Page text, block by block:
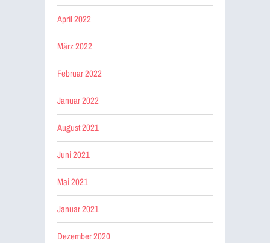
April 2022
März 2022
Februar 2022
Januar 2022
August 2021
Juni 2021
Mai 2021
Januar 2021
Dezember 2020